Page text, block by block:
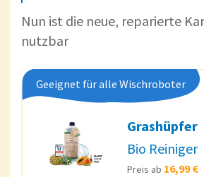
Nun ist die neue, reparierte
nutzbar
Geeignet für alle Wischroboter
Grashüpfer
Bio Reiniger
Preis ab 16,99 €